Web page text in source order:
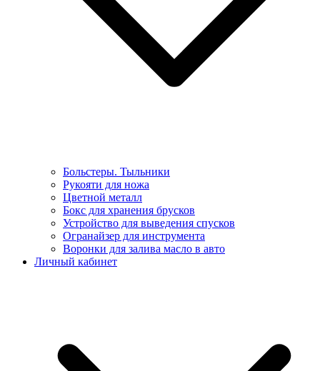
Больстеры. Тыльники
Рукояти для ножа
Цветной металл
Бокс для хранения брусков
Устройство для выведения спусков
Огранайзер для инструмента
Воронки для залива масло в авто
Личный кабинет